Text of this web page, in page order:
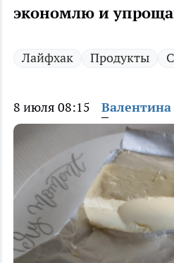
экономлю и
Лайфхак Продукты
8 июля 08:15